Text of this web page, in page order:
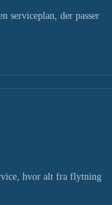
serviceplan, der passer
hvor alt fra flytning